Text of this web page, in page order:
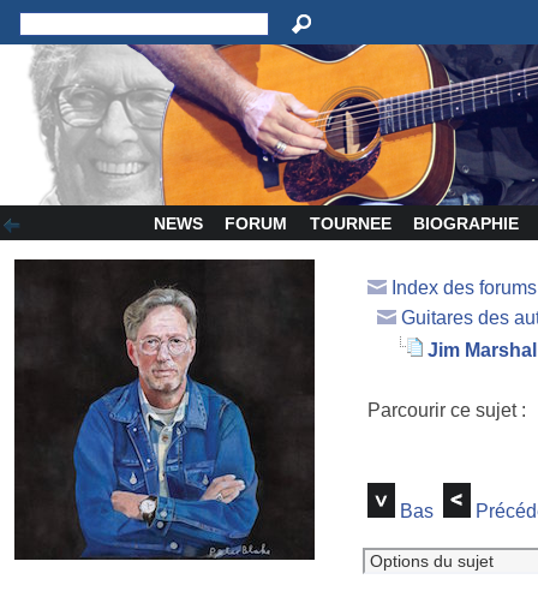
NEWS FORUM TOURNEE BIOGRAPHIE
Index des
Guitares des
Jim
Parcourir ce sujet
Bas